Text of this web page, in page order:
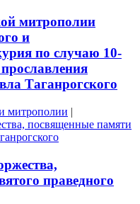
митрополии
и
по случаю 10-
Таганрогского
митрополии |
праведного